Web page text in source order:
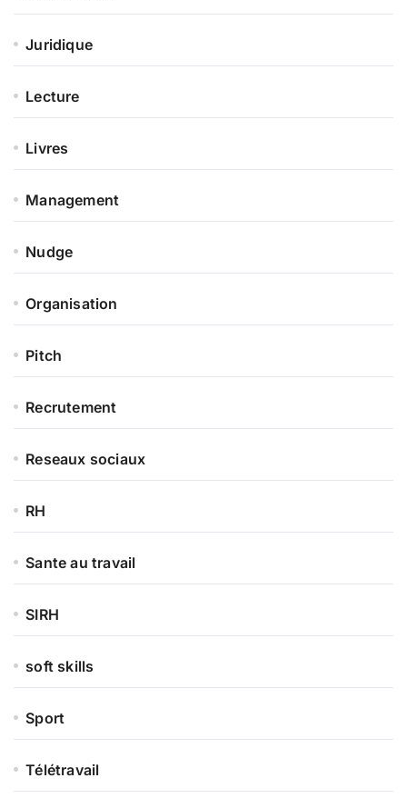
Juridique
Lecture
Livres
Management
Nudge
Organisation
Pitch
Recrutement
Reseaux sociaux
RH
Sante au travail
SIRH
soft skills
Sport
Télétravail